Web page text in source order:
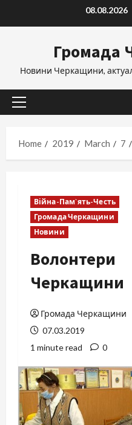
08.08.2026
Громада
Новини Черкащини,
Primary
Home
2019 March 7
Війна-Пам`ять-Честь
Громада Черкащини
Новини
Волонтери
Черкащини
Громада Черкащини
07.03.2019
1 minute read
0